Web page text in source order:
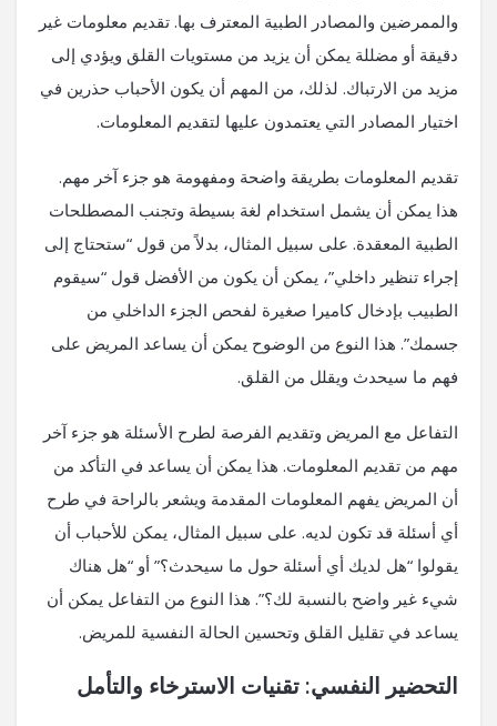
والممرضين والمصادر الطبية المعترف بها. تقديم معلومات غير
دقيقة أو مضللة يمكن أن يزيد من مستويات القلق ويؤدي إلى
مزيد من الارتباك. لذلك، من المهم أن يكون الأحباب حذرين في
اختيار المصادر التي يعتمدون عليها لتقديم المعلومات.
تقديم المعلومات بطريقة واضحة ومفهومة هو جزء آخر مهم.
هذا يمكن أن يشمل استخدام لغة بسيطة وتجنب المصطلحات
الطبية المعقدة. على سبيل المثال، بدلاً من قول “ستحتاج إلى
إجراء تنظير داخلي”، يمكن أن يكون من الأفضل قول “سيقوم
الطبيب بإدخال كاميرا صغيرة لفحص الجزء الداخلي من
جسمك”. هذا النوع من الوضوح يمكن أن يساعد المريض على
فهم ما سيحدث ويقلل من القلق.
التفاعل مع المريض وتقديم الفرصة لطرح الأسئلة هو جزء آخر
مهم من تقديم المعلومات. هذا يمكن أن يساعد في التأكد من
أن المريض يفهم المعلومات المقدمة ويشعر بالراحة في طرح
أي أسئلة قد تكون لديه. على سبيل المثال، يمكن للأحباب أن
يقولوا “هل لديك أي أسئلة حول ما سيحدث؟” أو “هل هناك
شيء غير واضح بالنسبة لك؟”. هذا النوع من التفاعل يمكن أن
يساعد في تقليل القلق وتحسين الحالة النفسية للمريض.
التحضير النفسي: تقنيات الاسترخاء والتأمل